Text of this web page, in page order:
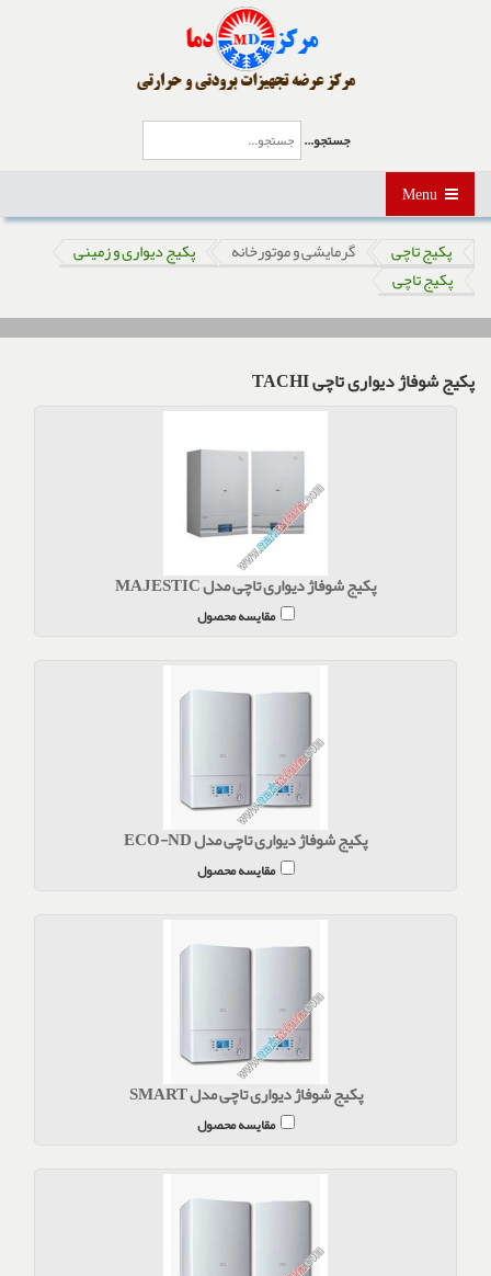
جستجو...
پکیج تاچی گرمایشی و موتورخانه
پکیج دیواری و زمینی
پکیج تاچی
پکیج شوفاژ دیواری تاچی TACHI
پکیج شوفاژ دیواری تاچی مدل MAJESTIC
مقایسه محصول
پکیج شوفاژ دیواری تاچی مدل ECO-ND
مقایسه محصول
پکیج شوفاژ دیواری تاچی مدل SMART
مقایسه محصول